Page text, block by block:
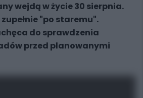
wejdą w życie 30 sierpnia.
"po staremu".
do sprawdzenia
przed planowanymi